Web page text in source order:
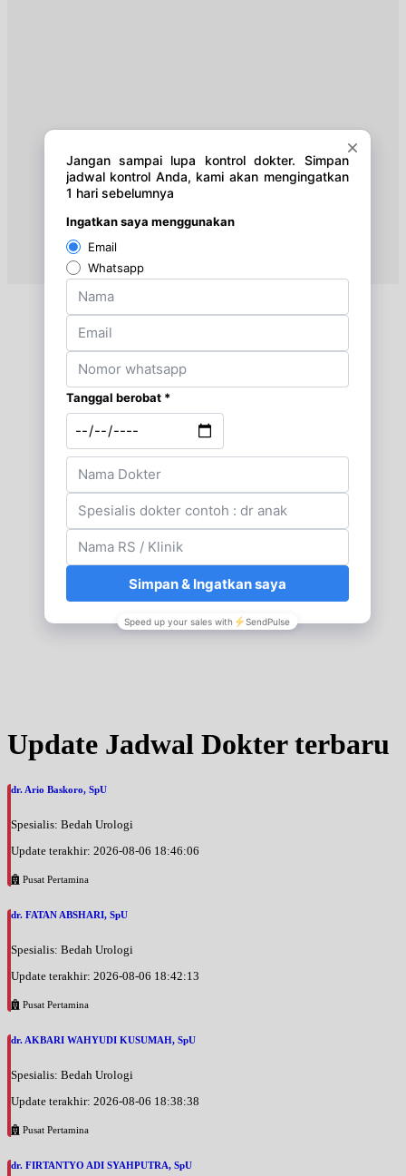
Update Jadwal Dokter terbaru
dr. Ario Baskoro, SpU
Spesialis: Bedah Urologi
Update terakhir: 2026-08-06 18:46:06
Pusat Pertamina
dr. FATAN ABSHARI, SpU
Spesialis: Bedah Urologi
Update terakhir: 2026-08-06 18:42:13
Pusat Pertamina
dr. AKBARI WAHYUDI KUSUMAH, SpU
Spesialis: Bedah Urologi
Update terakhir: 2026-08-06 18:38:38
Pusat Pertamina
dr. FIRTANTYO ADI SYAHPUTRA, SpU